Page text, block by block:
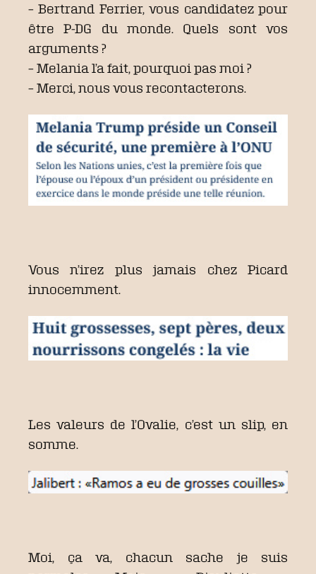
– Bertrand Ferrier, vous candidatez pour
être P-DG du monde. Quels sont vos
arguments ?
– Melania l’a fait, pourquoi pas moi ?
– Merci, nous vous recontacterons.
Vous n’irez plus jamais chez Picard
innocemment.
Les valeurs de l’Ovalie, c’est un slip, en
somme.
Moi, ça va, chacun sache je suis